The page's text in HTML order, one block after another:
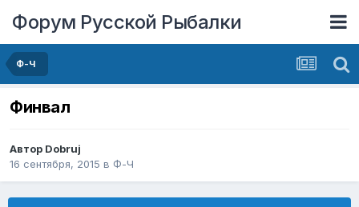
Форум Русской Рыбалки
Ф-Ч
Финвал
Автор Dobruj
16 сентября, 2015 в Ф-Ч